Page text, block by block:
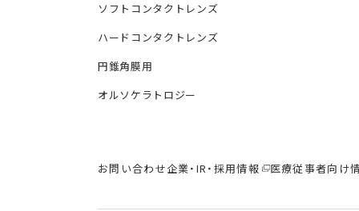
ソフトコンタクトレンズ
ハードコンタクトレンズ
円錐角膜用
オルソケラトロジー
お問い合わせ企業・IR・採用情報 医療従事者向け